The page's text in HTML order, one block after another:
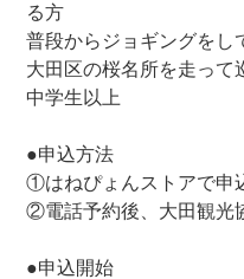
る方
普段からジョギングをし
大田区の桜名所を走って
中学生以上
●申込方法
①はねぴょんストアで申
②電話予約後、大田観光
●申込開始